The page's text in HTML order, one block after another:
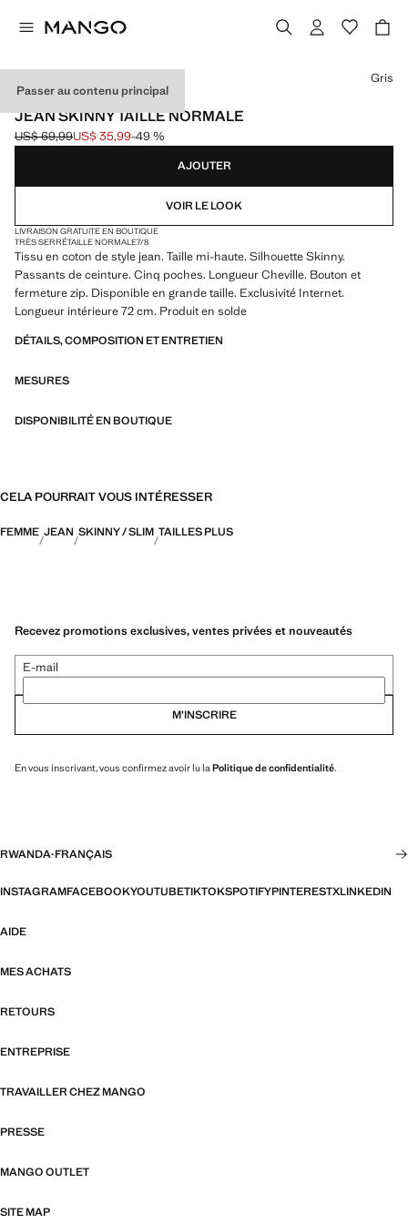
Passer au contenu principal
EXCLUSIVITÉ INTERNET
JEAN SKINNY TAILLE NORMALE
Prix initial barré [US$ 69,99 ]
US$ 69,99
Prix actuel [US$ 35,99 ]
US$ 35,99-49 %
Choisissez une couleur
Gris
AJOUTER
VOIR LE LOOK
LIVRAISON GRATUITE EN BOUTIQUE
TRÈS SERRÉTAILLE NORMALE7/8
Tissu en coton de style jean. Taille mi-haute. Silhouette Skinny.
Passants de ceinture. Cinq poches. Longueur Cheville. Bouton et
fermeture zip. Disponible en grande taille. Exclusivité Internet.
Longueur intérieure 72 cm. Produit en solde
DÉTAILS, COMPOSITION ET ENTRETIEN
MESURES
DISPONIBILITÉ EN BOUTIQUE
CELA POURRAIT VOUS INTÉRESSER
FEMME JEAN SKINNY / SLIM TAILLES PLUS
Recevez promotions exclusives, ventes privées et nouveautés
E-mail
M’INSCRIRE
En vous inscrivant, vous confirmez avoir lu la Politique de confidentialité.
RWANDA·FRANÇAIS
INSTAGRAMFACEBOOKYOUTUBETIKTOKSPOTIFYPINTERESTXLINKEDIN
AIDE
MES ACHATS
RETOURS
ENTREPRISE
TRAVAILLER CHEZ MANGO
PRESSE
MANGO OUTLET
SITE MAP